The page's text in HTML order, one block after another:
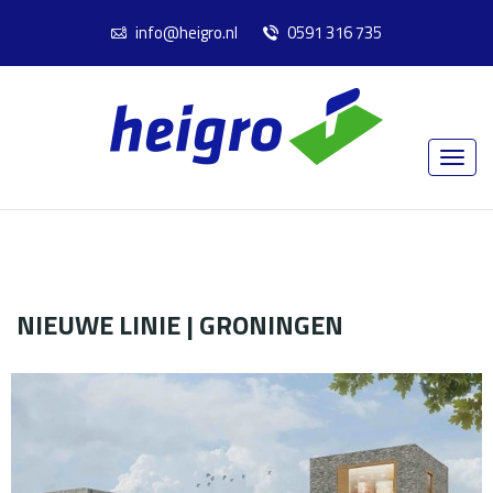
info@heigro.nl 0591 316 735
NIEUWE LINIE | GRONINGEN